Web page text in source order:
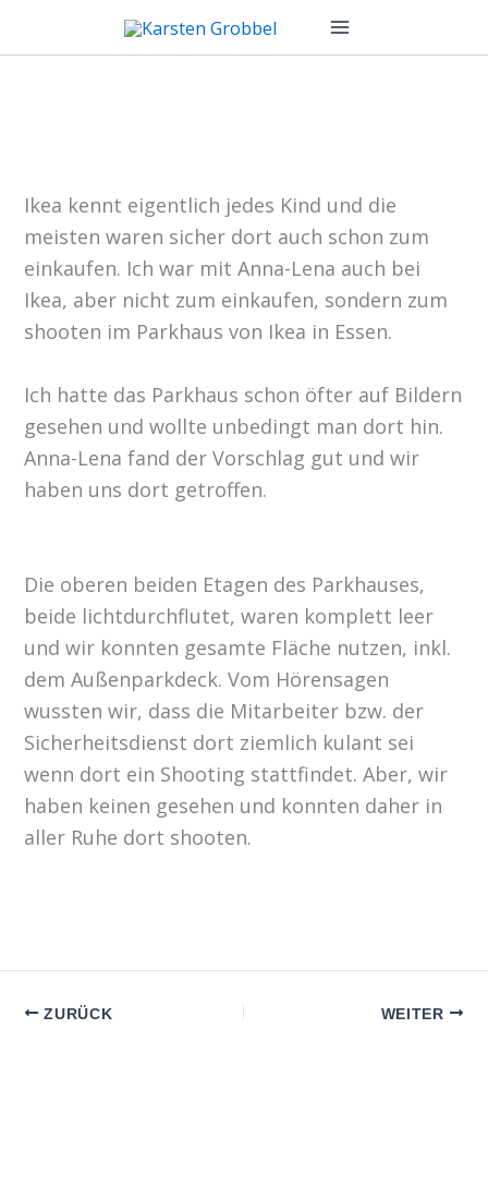
Ikea kennt eigentlich jedes Kind und die
meisten waren sicher dort auch schon zum
einkaufen. Ich war mit Anna-Lena auch bei
Ikea, aber nicht zum einkaufen, sondern zum
shooten im Parkhaus von Ikea in Essen.
Ich hatte das Parkhaus schon öfter auf Bildern
gesehen und wollte unbedingt man dort hin.
Anna-Lena fand der Vorschlag gut und wir
haben uns dort getroffen.
Die oberen beiden Etagen des Parkhauses,
beide lichtdurchflutet, waren komplett leer
und wir konnten gesamte Fläche nutzen, inkl.
dem Außenparkdeck. Vom Hörensagen
wussten wir, dass die Mitarbeiter bzw. der
Sicherheitsdienst dort ziemlich kulant sei
wenn dort ein Shooting stattfindet. Aber, wir
haben keinen gesehen und konnten daher in
aller Ruhe dort shooten.
ZURÜCK WEITER